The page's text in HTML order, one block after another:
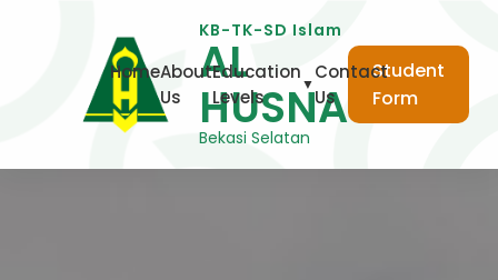
KB-TK-SD Islam
AL
HUSNA
Bekasi Selatan
HomeAbout
Us
Education
Levels
▼
Contact
Us
Student
Form